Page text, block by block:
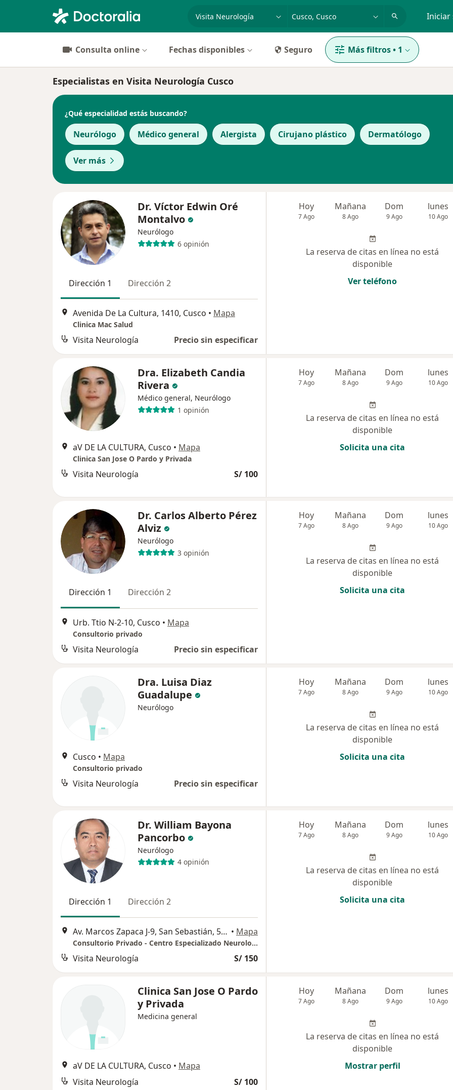
especialidad, enfermedad o nombre Iniciar
Consulta online Fechas disponibles Seguro Más filtros• 1
Especialistas en Visita Neurología Cusco
¿Qué especialidad estás buscando?
Neurólogo Médico general Alergista Cirujano plástico Dermatólogo
Ver más
Dr. Víctor Edwin Oré
Montalvo
Neurólogo
6 opinión
Dirección 1 Dirección 2
Avenida De La Cultura, 1410, Cusco • Mapa
Clinica Mac Salud
Visita Neurología Precio sin especificar
Hoy
7 Ago
Mañana
8 Ago
Dom
9 Ago
lunes
10 Ago
La reserva de citas en línea no está
disponible
Ver teléfono
Dra. Elizabeth Candia
Rivera
Médico general, Neurólogo
1 opinión
aV DE LA CULTURA, Cusco • Mapa
Clinica San Jose O Pardo y Privada
Visita Neurología S/ 100
Hoy
7 Ago
Mañana
8 Ago
Dom
9 Ago
lunes
10 Ago
La reserva de citas en línea no está
disponible
Solicita una cita
Dr. Carlos Alberto Pérez
Alviz
Neurólogo
3 opinión
Dirección 1 Dirección 2
Urb. Ttio N-2-10, Cusco • Mapa
Consultorio privado
Visita Neurología Precio sin especificar
Hoy
7 Ago
Mañana
8 Ago
Dom
9 Ago
lunes
10 Ago
La reserva de citas en línea no está
disponible
Solicita una cita
Dra. Luisa Diaz
Guadalupe
Neurólogo
Cusco • Mapa
Consultorio privado
Visita Neurología Precio sin especificar
Hoy
7 Ago
Mañana
8 Ago
Dom
9 Ago
lunes
10 Ago
La reserva de citas en línea no está
disponible
Solicita una cita
Dr. William Bayona
Pancorbo
Neurólogo
4 opinión
Dirección 1 Dirección 2
Av. Marcos Zapaca J-9, San Sebastián, 5to paradero costado Centro de Salud San Sebastián (Frente a Sauna Oasis), Cusco • Mapa
Consultorio Privado - Centro Especializado Neurología Cusco
Visita Neurología S/ 150
Hoy
7 Ago
Mañana
8 Ago
Dom
9 Ago
lunes
10 Ago
La reserva de citas en línea no está
disponible
Solicita una cita
Clinica San Jose O Pardo
y Privada
Medicina general
aV DE LA CULTURA, Cusco • Mapa
Visita Neurología
S/ 100
Hoy
7 Ago
Mañana
8 Ago
Dom
9 Ago
lunes
10 Ago
La reserva de citas en línea no está
disponible
Mostrar perfil